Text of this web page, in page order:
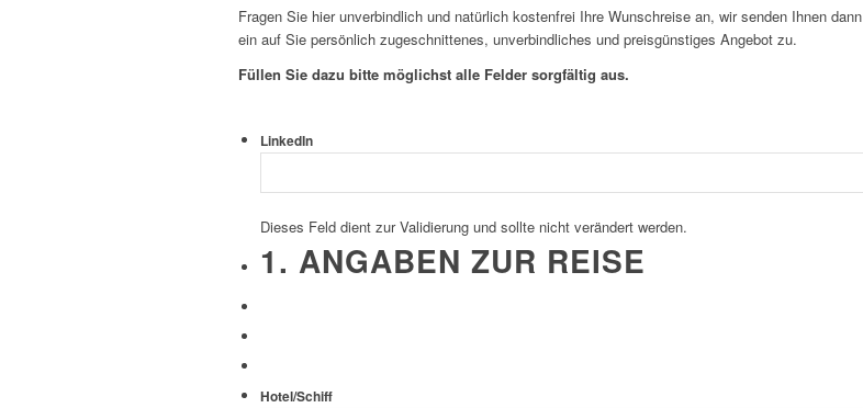
Fragen Sie hier unverbindlich und natürlich kostenfrei Ihre Wunschreise an, wir senden Ihnen dann
ein auf Sie persönlich zugeschnittenes, unverbindliches und preisgünstiges Angebot zu.
Füllen Sie dazu bitte möglichst alle Felder sorgfältig aus.
LinkedIn
Dieses Feld dient zur Validierung und sollte nicht verändert werden.
1. ANGABEN ZUR REISE
Hotel/Schiff